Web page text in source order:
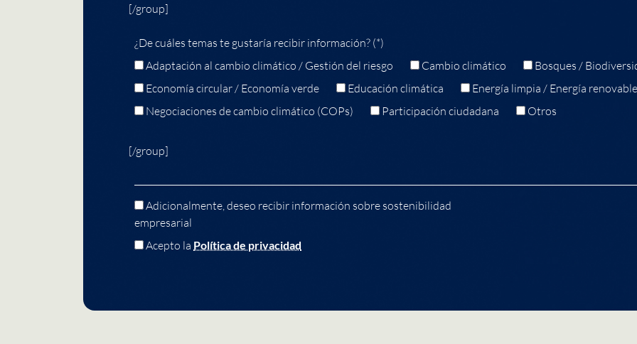
[/group]
¿De cuáles temas te gustaría recibir información? (*)
Adaptación al cambio climático / Gestión del riesgo
Cambio climático
Bosques /
Economía circular / Economía verde
Educación climática Energía limpia / Energía renovable
Negociaciones de cambio climático (COPs)
Participación ciudadana Otros
[/group]
Adicionalmente, deseo recibir información sobre sostenibilidad
empresarial
Acepto la Política de privacidad